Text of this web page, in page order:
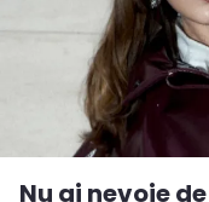
Nu ai nevoie